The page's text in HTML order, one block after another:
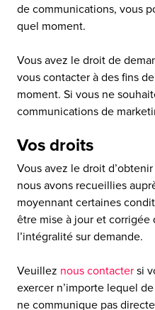
de communications, vous
quel moment.
Vous avez le droit de
vous contacter à des fins
moment. Si vous ne
communications de
Vos droits
Vous avez le droit
nous avons recueillies
moyennant certaines
être mise à jour et corrigée
l’intégralité sur demande.
Veuillez nous contacter si
exercer n’importe lequel
ne communique pas